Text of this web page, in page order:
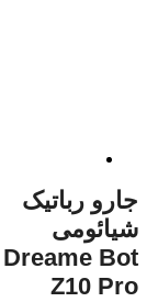
جارو رباتیک
شیائومی
Dreame Bot
Z10 Pro